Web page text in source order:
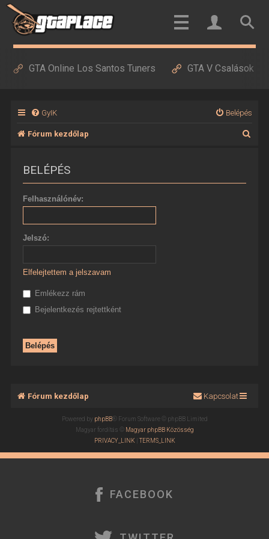
GTA Online Los Santos Tuners GTA V Csalások
GyIK Belépés
Fórum kezdőlap
BELÉPÉS
Felhasználónév:
Jelszó:
Elfelejtettem a jelszavam
Emlékezz rám
Bejelentkezés rejtettként
Fórum kezdőlap Kapcsolat
Powered by phpBB® Forum Software © phpBB Limited
Magyar fordítás © Magyar phpBB Közösség
PRIVACY_LINK |TERMS_LINK
FACEBOOK